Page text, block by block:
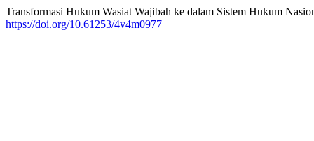
Transformasi Hukum Wasiat Wajibah ke dalam Sistem Hukum
https://doi.org/10.61253/4v4m0977